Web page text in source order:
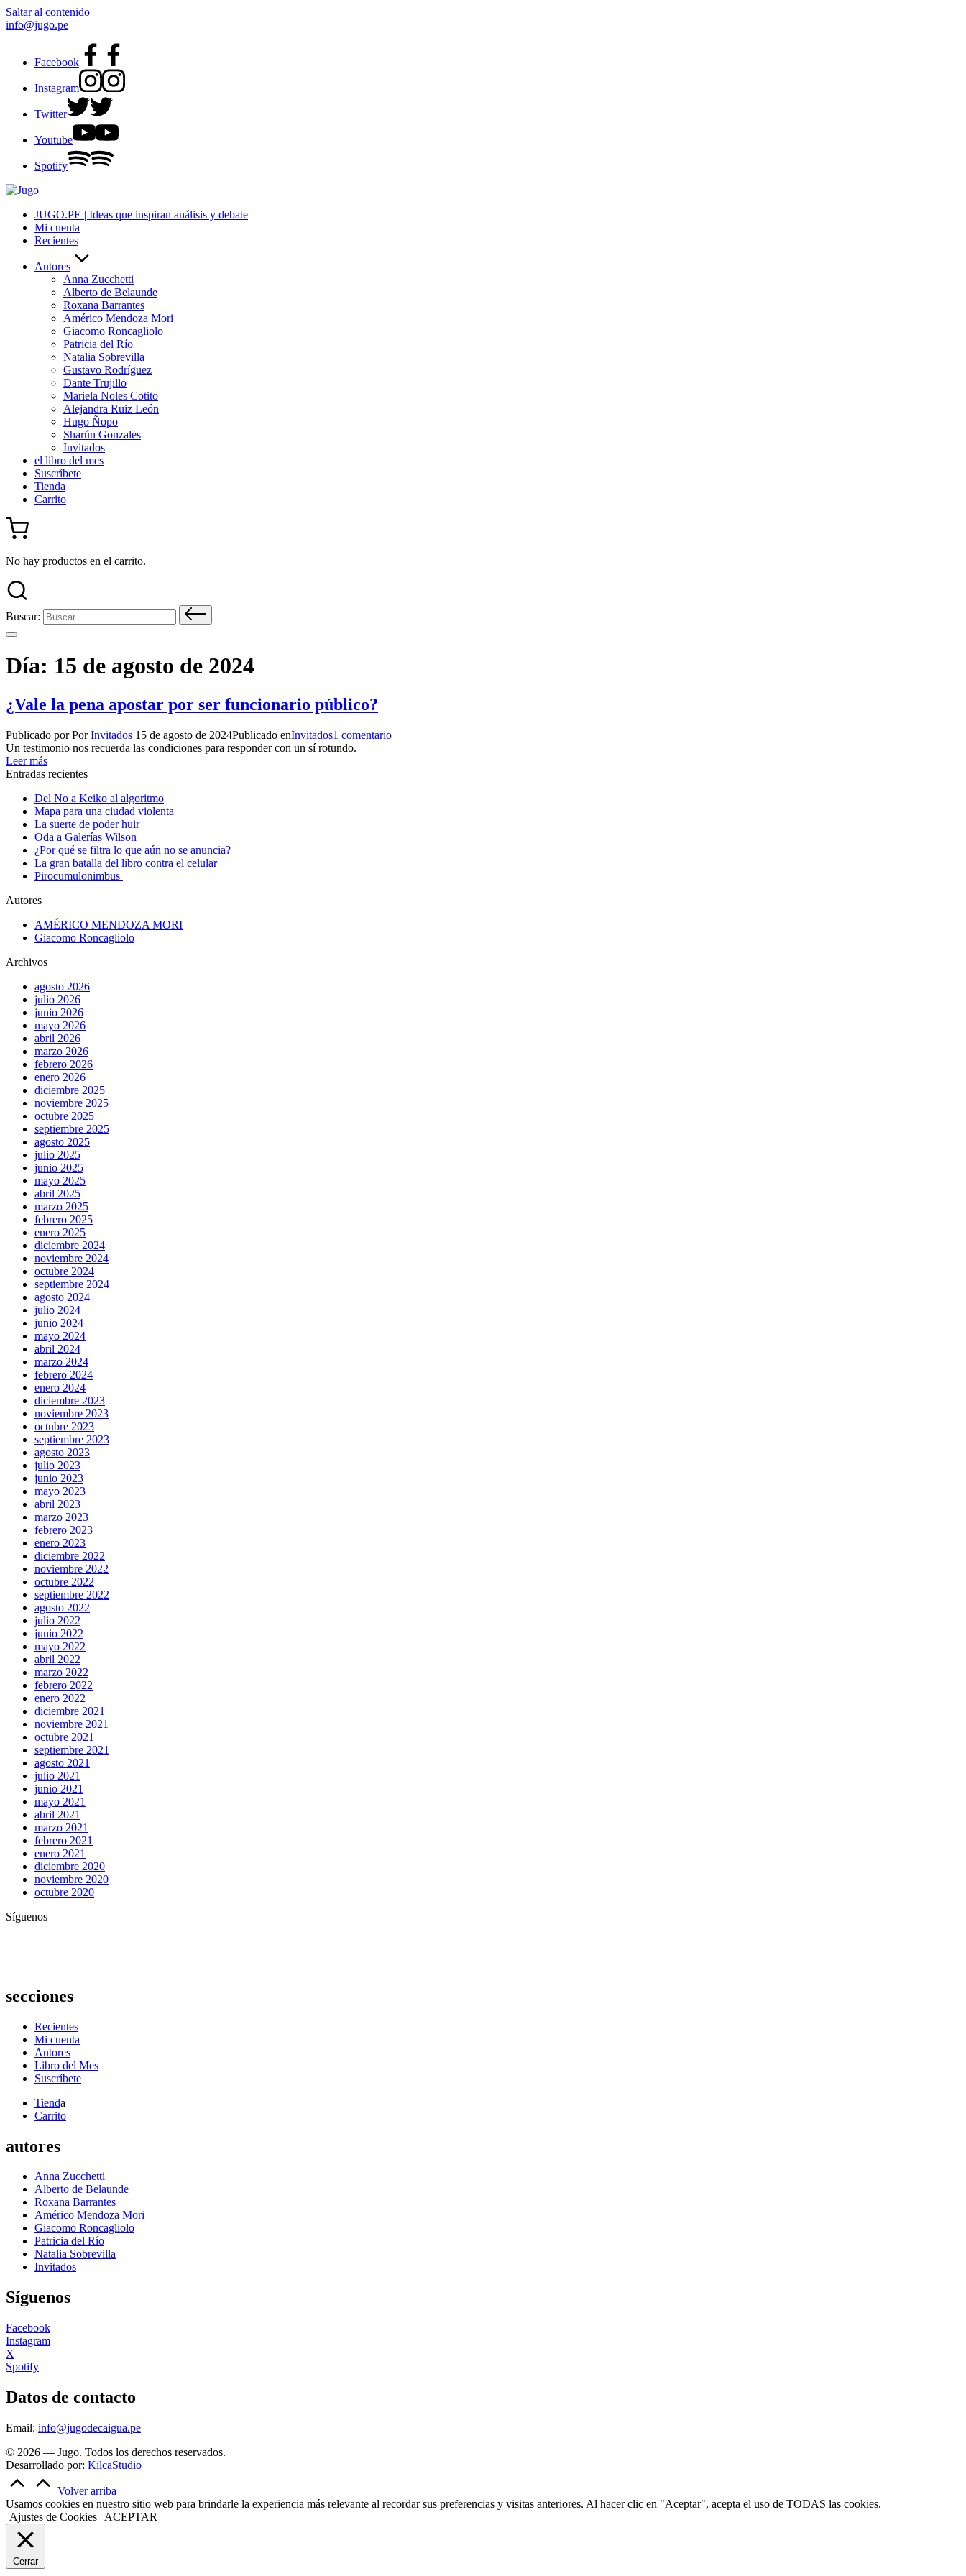
Saltar al contenido
info@jugo.pe
Facebook
Instagram
Twitter
Youtube
Spotify
JUGO.PE | Ideas que inspiran análisis y debate
Mi cuenta
Recientes
Autores
Anna Zucchetti
Alberto de Belaunde
Roxana Barrantes
Américo Mendoza Mori
Giacomo Roncagliolo
Patricia del Río
Natalia Sobrevilla
Gustavo Rodríguez
Dante Trujillo
Mariela Noles Cotito
Alejandra Ruiz León
Hugo Ñopo
Sharún Gonzales
Invitados
el libro del mes
Suscríbete
Tienda
Carrito
No hay productos en el carrito.
Buscar:
Día: 15 de agosto de 2024
¿Vale la pena apostar por ser funcionario público?
Publicado por PorInvitados 15 de agosto de 2024Publicado enInvitados1 comentario
Un testimonio nos recuerda las condiciones para responder con un sí rotundo.
Leer más
Entradas recientes
Del No a Keiko al algoritmo
Mapa para una ciudad violenta
La suerte de poder huir
Oda a Galerías Wilson
¿Por qué se filtra lo que aún no se anuncia?
La gran batalla del libro contra el celular
Pirocumulonimbus
Autores
AMÉRICO MENDOZA MORI
Giacomo Roncagliolo
Archivos
agosto 2026
julio 2026
junio 2026
mayo 2026
abril 2026
marzo 2026
febrero 2026
enero 2026
diciembre 2025
noviembre 2025
octubre 2025
septiembre 2025
agosto 2025
julio 2025
junio 2025
mayo 2025
abril 2025
marzo 2025
febrero 2025
enero 2025
diciembre 2024
noviembre 2024
octubre 2024
septiembre 2024
agosto 2024
julio 2024
junio 2024
mayo 2024
abril 2024
marzo 2024
febrero 2024
enero 2024
diciembre 2023
noviembre 2023
octubre 2023
septiembre 2023
agosto 2023
julio 2023
junio 2023
mayo 2023
abril 2023
marzo 2023
febrero 2023
enero 2023
diciembre 2022
noviembre 2022
octubre 2022
septiembre 2022
agosto 2022
julio 2022
junio 2022
mayo 2022
abril 2022
marzo 2022
febrero 2022
enero 2022
diciembre 2021
noviembre 2021
octubre 2021
septiembre 2021
agosto 2021
julio 2021
junio 2021
mayo 2021
abril 2021
marzo 2021
febrero 2021
enero 2021
diciembre 2020
noviembre 2020
octubre 2020
Síguenos
secciones
Recientes
Mi cuenta
Autores
Libro del Mes
Suscríbete
Tienda
Carrito
autores
Anna Zucchetti
Alberto de Belaunde
Roxana Barrantes
Américo Mendoza Mori
Giacomo Roncagliolo
Patricia del Río
Natalia Sobrevilla
Invitados
Síguenos
Facebook
Instagram
X
Spotify
Datos de contacto
Email: info@jugodecaigua.pe
© 2026 — Jugo. Todos los derechos reservados.
Desarrollado por: KilcaStudio
Volver arriba
Usamos cookies en nuestro sitio web para brindarle la experiencia más relevante al recordar sus preferencias y visitas anteriores. Al hacer clic en "Aceptar", acepta el uso de TODAS las cookies.
Ajustes de Cookies
ACEPTAR
Cerrar